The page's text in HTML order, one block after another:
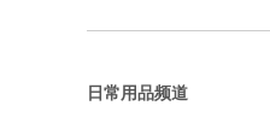
日常用品频道